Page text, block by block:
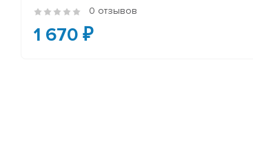
0 отзывов
1 670 ₽